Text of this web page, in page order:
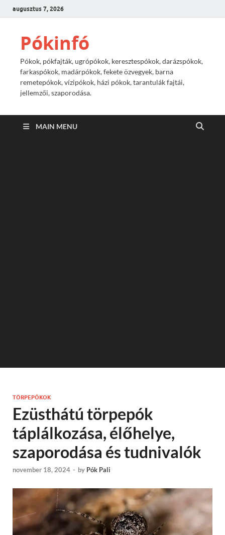
augusztus 7, 2026
Pókinfó
Pókok, pókfajták, ugrópókok, keresztespókok, darázspókok,
farkaspókok, madárpókok, fekete özvegyek, barna
remetepókok, vízipókok, házi pókok, tarantulák fajtái,
jellemzői, szaporodása.
MAIN MENU
TÖRPEPÓKOK
Ezüsthátú törpepók
táplálkozása, élőhelye,
szaporodása és tudnivalók
november 18, 2024 - by Pók Pali